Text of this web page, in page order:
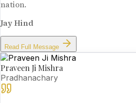
nation.
Jay Hind
Read Full Message
Praveen Ji Mishra
Pradhanachary